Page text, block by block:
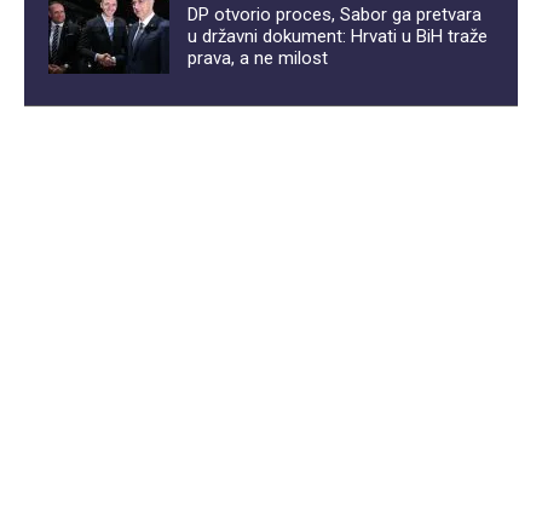
DP otvorio proces, Sabor ga pretvara
u državni dokument: Hrvati u BiH traže
prava, a ne milost